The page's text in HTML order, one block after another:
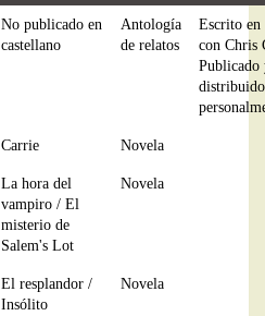
No publicado en
castellano
Antología
de relatos
Escrito en
con Chris
Publicado
distribuido
Carrie Novela
La hora del
vampiro / El
misterio de
Salem's Lot
Novela
El resplandor /
Insólito
Novela